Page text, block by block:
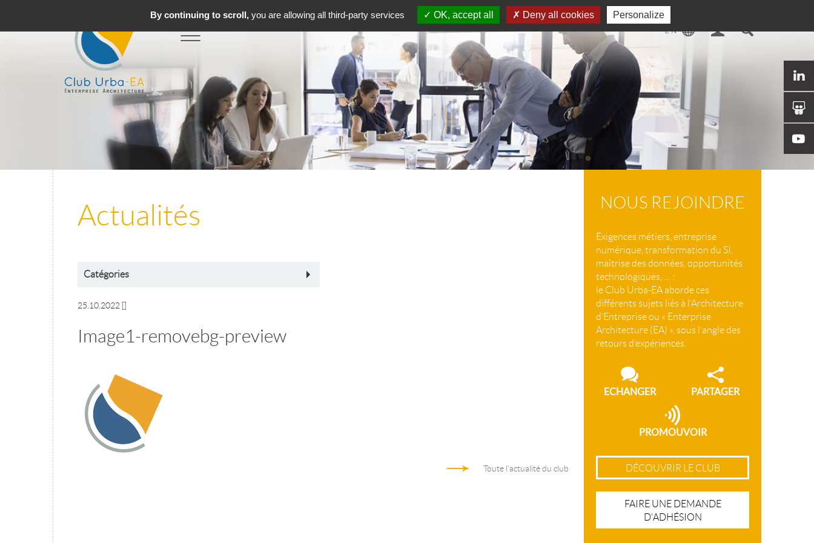
Toggle
navigation
Actualités
Catégories
25.10.2022 []
Image1-removebg-preview
Toute l'actualité du club
NOUS REJOINDRE
Exigences métiers, entreprise
numérique, transformation du SI,
maîtrise des données, opportunités
technologiques, … :
le Club Urba-EA aborde ces
différents sujets liés à l’Architecture
d’Entreprise ou « Enterprise
Architecture (EA) », sous l’angle des
retours d’expériences.
ECHANGER PARTAGER
PROMOUVOIR
DÉCOUVRIR LE CLUB
FAIRE UNE DEMANDE
D'ADHÉSION
By continuing to scroll,you are allowing all third-party services OK, accept all Deny all cookies Personalize